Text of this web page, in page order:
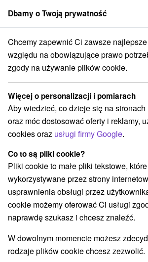
członek grupySorger
Atrakcje na Słowacji Kościoły
Kościoły drewniane
Kategorie
Wszystkie kategorie
Aquaparki,
Parki miejskie i zamkowe(1)
Obiekty architektoniczne
Zamki(2) Skanseny(2) Zamki,
Wieże obserwacyjne i chodniki(1)
Planetarium i obserwatorium(1)
Jeziora, jeziora, zbiorniki wodne(3)
Kościoły drewniane (9) Zabytki techniki
Atrakcje dla dzieci
Muzea i galerie(1) Atrakcje
Dbamy o Twoją prywatność
Chcemy zapewnić Ci zawsze
względu na obowiązujące prawo
zgody na używanie plików cookie.
Więcej o personalizacji i pomiarach
Aby wiedzieć, co dzieje się na
oraz móc dostosować oferty i reklamy,
cookies oraz usługi firmy Google.
Co to są pliki cookie?
Pliki cookie to małe pliki tekstowe,
wykorzystywane przez strony
usprawnienia obsługi przez
cookie możemy oferować Ci usługi
naprawdę szukasz i chcesz znaleźć.
W dowolnym momencie możesz
rodzaje plików cookie chcesz zezwolić.